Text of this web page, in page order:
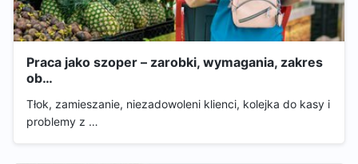
Praca jako szoper – zarobki, wymagania, zakres
ob…
Tłok, zamieszanie, niezadowoleni klienci, kolejka do kasy i
problemy z …